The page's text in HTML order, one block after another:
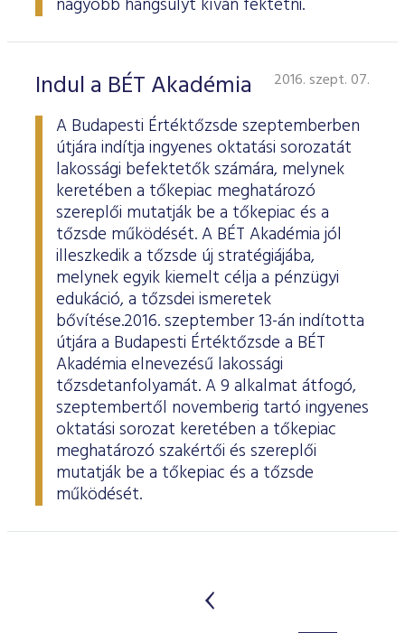
nagyobb hangsúlyt kíván fektetni.
Indul a BÉT Akadémia 2016. szept. 07.
A Budapesti Értéktőzsde szeptemberben
útjára indítja ingyenes oktatási sorozatát
lakossági befektetők számára, melynek
keretében a tőkepiac meghatározó
szereplői mutatják be a tőkepiac és a
tőzsde működését. A BÉT Akadémia jól
illeszkedik a tőzsde új stratégiájába,
melynek egyik kiemelt célja a pénzügyi
edukáció, a tőzsdei ismeretek
bővítése.2016. szeptember 13-án indította
útjára a Budapesti Értéktőzsde a BÉT
Akadémia elnevezésű lakossági
tőzsdetanfolyamát. A 9 alkalmat átfogó,
szeptembertől novemberig tartó ingyenes
oktatási sorozat keretében a tőkepiac
meghatározó szakértői és szereplői
mutatják be a tőkepiac és a tőzsde
működését.